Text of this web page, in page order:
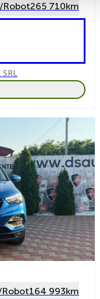
Robot265 710km
SRL
164 993km